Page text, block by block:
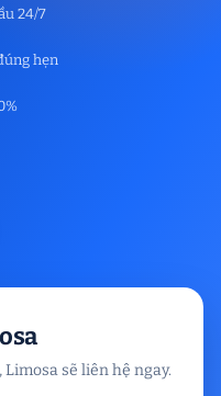
24/7
hẹn
sẽ liên hệ ngay.